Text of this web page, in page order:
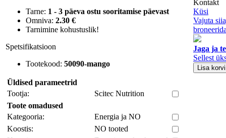
Tarne: 1 - 3 päeva ostu sooritamise päevast
Omniva: 2.30 €
Tarnimine kohustuslik!
Spetsifikatsioon
Tootekood: 50090-mango
Üldised parameetrid
Tootja:
Scitec Nutrition
Toote omadused
Kategooria:
Energia ja NO
Koostis:
NO tooted
Kontakt
Küsi
Vajuta
Jaga ja
Sellest